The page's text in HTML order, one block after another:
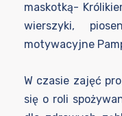
maskotką-
wierszyki,
motywacyjne
W czasie zajęć
się o roli